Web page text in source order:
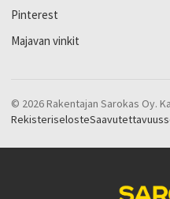
Pinterest
Majavan vinkit
© 2026 Rakentajan Sarokas Oy.
Rekisteriseloste